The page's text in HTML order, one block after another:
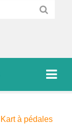
Kart à pédales